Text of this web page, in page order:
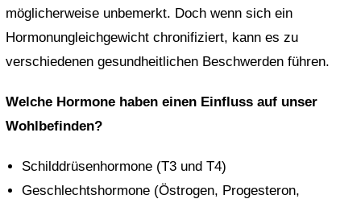
Welche Hormone haben einen Einfluss auf unser
Wohlbefinden?
Schilddrüsenhormone (T3 und T4)
Geschlechtshormone (Östrogen, Progesteron,
möglicherweise unbemerkt. Doch wenn sich ein
Hormonungleichgewicht chronifiziert, kann es zu
verschiedenen gesundheitlichen Beschwerden führen.